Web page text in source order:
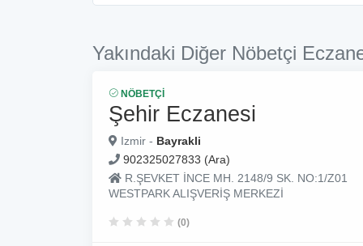
Yakındaki Diğer Nöbetçi
NÖBETÇI
Şehir Eczanesi
Izmir - Bayrakli
902325027833 (Ara)
R.ŞEVKET İNCE MH. 2148/9 SK. NO:1/Z01
WESTPARK ALIŞVERİŞ MERKEZİ
(0)